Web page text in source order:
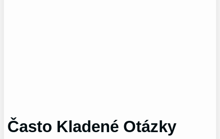
Často Kladené Otázky